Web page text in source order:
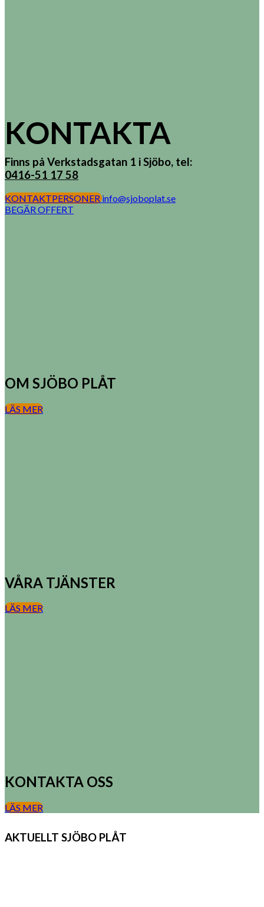
KONTAKTA
Finns på Verkstadsgatan 1 i Sjöbo, tel:
0416-51 17 58
KONTAKTPERSONER info@sjoboplat.se
BEGÄR OFFERT
OM SJÖBO PLÅT
LÄS MER
VÅRA TJÄNSTER
LÄS MER
KONTAKTA OSS
LÄS MER
AKTUELLT SJÖBO PLÅT